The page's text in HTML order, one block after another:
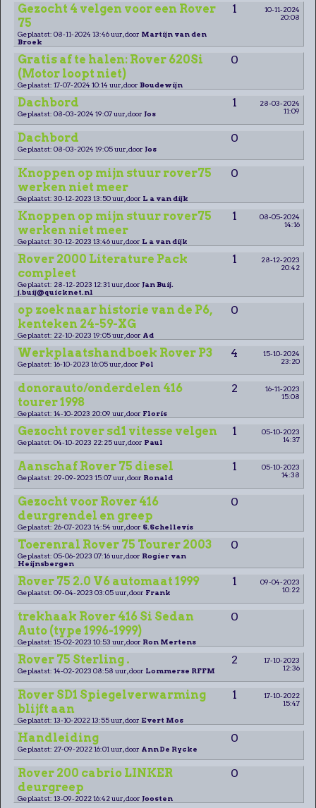
Gezocht 4 velgen voor een Rover
75
1
10-11-2024
20:08
Geplaatst: 08-11-2024 13:46 uur, door Martijn van den
Broek
Gratis af te halen: Rover 620Si
(Motor loopt niet)
0
Geplaatst: 17-07-2024 10:14 uur, door Boudewijn
Dachbord 1
28-03-2024
11:09
Geplaatst: 08-03-2024 19:07 uur, door Jos
Dachbord 0
Geplaatst: 08-03-2024 19:05 uur, door Jos
Knoppen op mijn stuur rover75
werken niet meer
0
Geplaatst: 30-12-2023 13:50 uur, door L a van dijk
Knoppen op mijn stuur rover75
werken niet meer
1
08-05-2024
14:16
Geplaatst: 30-12-2023 13:46 uur, door L a van dijk
Rover 2000 Literature Pack
compleet
1
28-12-2023
20:42
Geplaatst: 28-12-2023 12:31 uur, door Jan Buij.
j.buij@quicknet.nl
op zoek naar historie van de P6,
kenteken 24-59-XG
0
Geplaatst: 22-10-2023 19:05 uur, door Ad
Werkplaatshandboek Rover P3 4
15-10-2024
23:20
Geplaatst: 16-10-2023 16:05 uur, door Pol
donorauto/onderdelen 416
tourer 1998
2
16-11-2023
15:08
Geplaatst: 14-10-2023 20:09 uur, door Floris
Gezocht rover sd1 vitesse velgen 1
05-10-2023
14:37
Geplaatst: 04-10-2023 22:25 uur, door Paul
Aanschaf Rover 75 diesel 1
05-10-2023
14:38
Geplaatst: 29-09-2023 15:07 uur, door Ronald
Gezocht voor Rover 416
deurgrendel en greep
0
Geplaatst: 26-07-2023 14:54 uur, door S.Schellevis
Toerenral Rover 75 Tourer 2003 0
Geplaatst: 05-06-2023 07:16 uur, door Rogier van
Heijnsbergen
Rover 75 2.0 V6 automaat 1999 1
09-04-2023
10:22
Geplaatst: 09-04-2023 03:05 uur, door Frank
trekhaak Rover 416 Si Sedan
Auto (type 1996-1999)
0
Geplaatst: 15-02-2023 10:53 uur, door Ron Mertens
Rover 75 Sterling . 2
17-10-2023
12:36
Geplaatst: 14-02-2023 08:58 uur, door Lommerse RFFM
Rover SD1 Spiegelverwarming
blijft aan
1
17-10-2022
15:47
Geplaatst: 13-10-2022 13:55 uur, door Evert Mos
Handleiding 0
Geplaatst: 27-09-2022 16:01 uur, door Ann De Rycke
Rover 200 cabrio LINKER
deurgreep
0
Geplaatst: 13-09-2022 16:42 uur, door Joosten